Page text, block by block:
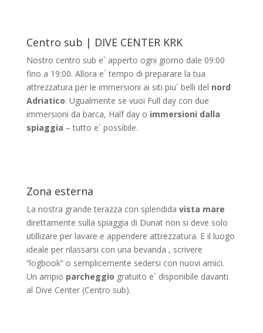
Centro sub | DIVE CENTER KRK
Nostro centro sub e` apperto ogni giorno dale 09:00
fino a 19:00. Allora e` tempo di preparare la tua
attrezzatura per le immersioni ai siti piu` belli del nord
Adriatico. Ugualmente se vuoi Full day con due
immersioni da barca, Half day o immersioni dalla
spiaggia – tutto e` possibile.
Zona esterna
La nostra grande terazza con splendida vista mare
direttamente sulla spiaggia di Dunat non si deve solo
utillizare per lavare e appendere attrezzatura. E il luogo
ideale per rilassarsi con una bevanda , scrivere
“logbook” o semplicemente sedersi con nuovi amici.
Un ampio parcheggio gratuito e` disponibile davanti
al Dive Center (Centro sub).